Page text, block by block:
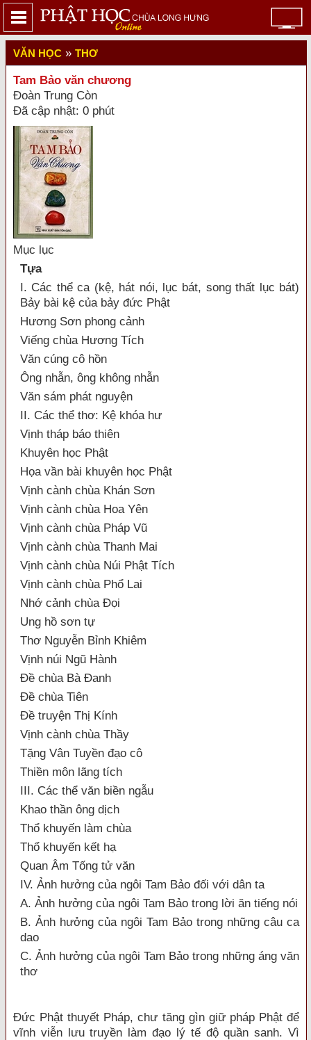
VĂN HỌC » THƠ
Tam Bảo văn chương
Đoàn Trung Còn
Đã cập nhật: 0 phút
Mục lục
Tựa
I. Các thể ca (kệ, hát nói, lục bát, song thất lục bát)
Bảy bài kệ của bảy đức Phật
Hương Sơn phong cảnh
Viếng chùa Hương Tích
Văn cúng cô hồn
Ông nhẫn, ông không nhẫn
Văn sám phát nguyện
II. Các thể thơ: Kệ khóa hư
Vịnh tháp báo thiên
Khuyên học Phật
Họa vần bài khuyên học Phật
Vịnh cành chùa Khán Sơn
Vịnh cành chùa Hoa Yên
Vịnh cành chùa Pháp Vũ
Vịnh cành chùa Thanh Mai
Vịnh cành chùa Núi Phật Tích
Vịnh cành chùa Phổ Lai
Nhớ cảnh chùa Đọi
Ung hồ sơn tự
Thơ Nguyễn Bỉnh Khiêm
Vịnh núi Ngũ Hành
Đề chùa Bà Đanh
Đề chùa Tiên
Đề truyện Thị Kính
Vịnh cành chùa Thầy
Tặng Vân Tuyền đạo cô
Thiền môn lãng tích
III. Các thể văn biền ngẫu
Khao thần ông dịch
Thổ khuyến làm chùa
Thổ khuyến kết hạ
Quan Âm Tống tử văn
IV. Ảnh hưởng của ngôi Tam Bảo đối với dân ta
A. Ảnh hưởng của ngôi Tam Bảo trong lời ăn tiếng nói
B. Ảnh hưởng của ngôi Tam Bảo trong những câu ca
dao
C. Ảnh hưởng của ngôi Tam Bảo trong những áng văn
thơ
Đức Phật thuyết Pháp, chư tăng gìn giữ pháp Phật để
vĩnh viễn lưu truyền làm đạo lý tế độ quần sanh. Vì